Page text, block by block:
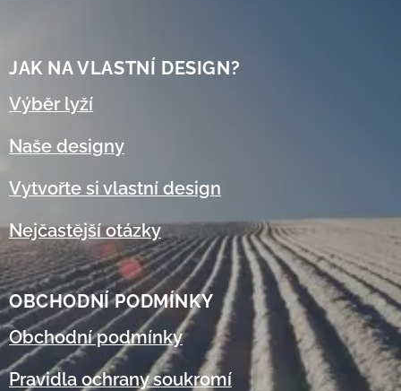
JAK NA VLASTNÍ DESIGN?
Výběr lyží
Naše designy
Vytvořte si vlastní design
Nejčastější otázky
OBCHODNÍPODMÍNKY
Obchodní podmínky
Pravidla ochrany soukromí